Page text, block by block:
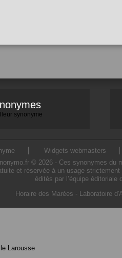
synonyme
Widgets webmasters
© 2026 - Ces synonymes
et réservée à un usage
édités par l’équipe éditoriale
Horaire des Marées - Laboratoire
Larousse